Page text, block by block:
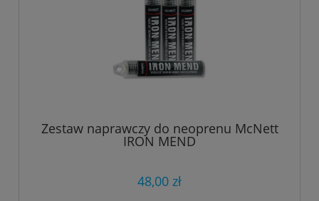
Zestaw naprawczy do neoprenu McNett
IRON MEND
48,00 zł